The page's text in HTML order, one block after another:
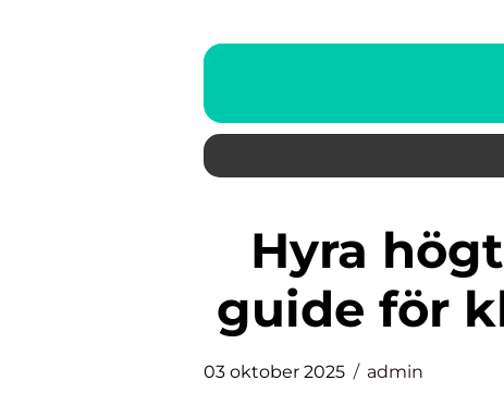
Hyra högtalare: En praktisk
guide för
03 oktober 2025 admin